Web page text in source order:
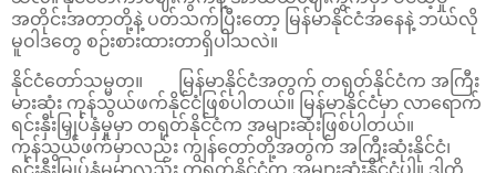
အတိုင်းအတာတို့နဲ့ ပတ်သက်ပြီးတော့ မြန်မာနိုင်ငံအနေနဲ့ ဘယ်လို
မူဝါဒတွေ စဉ်းစားထားတာရှိပါသလဲ။
နိုင်ငံတော်သမ္မတ။ မြန်မာနိုင်ငံအတွက် တရုတ်နိုင်ငံက အကြီး
မားဆုံး ကုန်သွယ်ဖက်နိုင်ငံဖြစ်ပါတယ်။ မြန်မာနိုင်ငံမှာ လာရောက်
ရင်းနှီးမြှုပ်နှံမှုမှာ တရုတ်နိုင်ငံက အများဆုံးဖြစ်ပါတယ်။
ကုန်သွယ်ဖက်မှာလည်း ကျွန်တော်တို့အတွက် အကြီးဆုံးနိုင်ငံ၊
ရင်းနှီးမြှုပ်နှံမှုမှာလည်း တရုတ်နိုင်ငံက အများဆုံးနိုင်ငံပါ။ ဒါကို